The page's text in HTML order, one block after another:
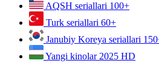
AQSH seriallari 100+
Turk seriallari 60+
Janubiy Koreya seriallari
Yangi kinolar 2025 HD